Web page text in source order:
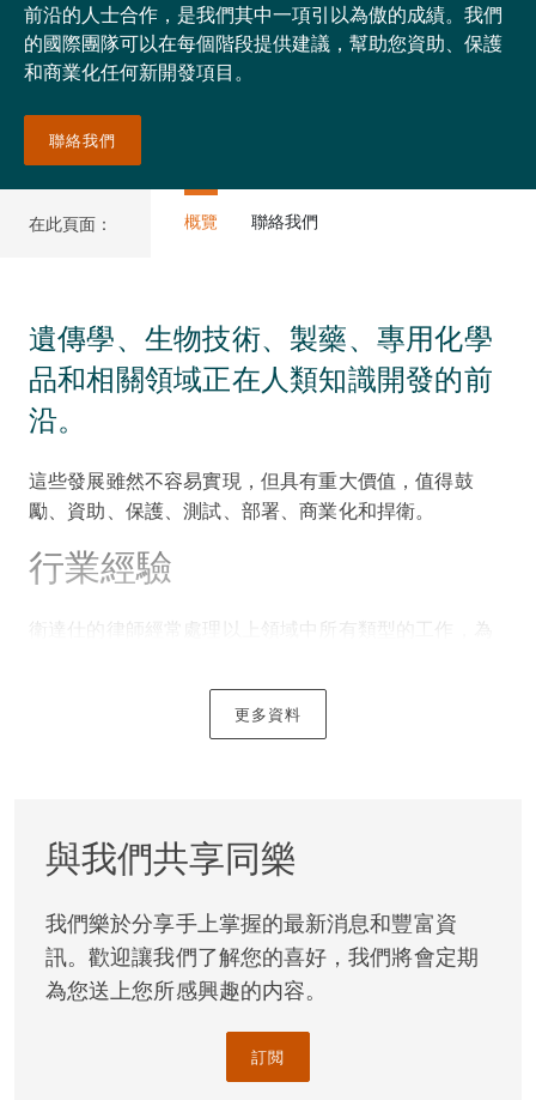
前沿的人士合作，是我們其中一項引以為傲的成績。我們
的國際團隊可以在每個階段提供建議，幫助您資助、保護
和商業化任何新開發項目。
聯絡我們
在此頁面： 概覽 聯絡我們
遺傳學、生物技術、製藥、專用化學
品和相關領域正在人類知識開發的前
沿。
這些發展雖然不容易實現，但具有重大價值，值得鼓
勵、資助、保護、測試、部署、商業化和捍衛。
行業經驗
衛達仕的律師經常處理以上領域中所有類型的工作，為
商、分銷商和投資者等。
首席專利顧問，能夠提供與眾不同的精準意見，分析各
類挑戰和機遇。
我們還理解商業環境中的技術、法規、競爭、資本限制
和回報等事宜，這種綜合經驗使我們可以快速有效地滿
足您的所有需要。
保護您的利益
更多資料
與我們共享同樂
我們樂於分享手上掌握的最新消息和豐富資
訊。歡迎讓我們了解您的喜好，我們將會定期
為您送上您所感興趣的内容。
訂閲